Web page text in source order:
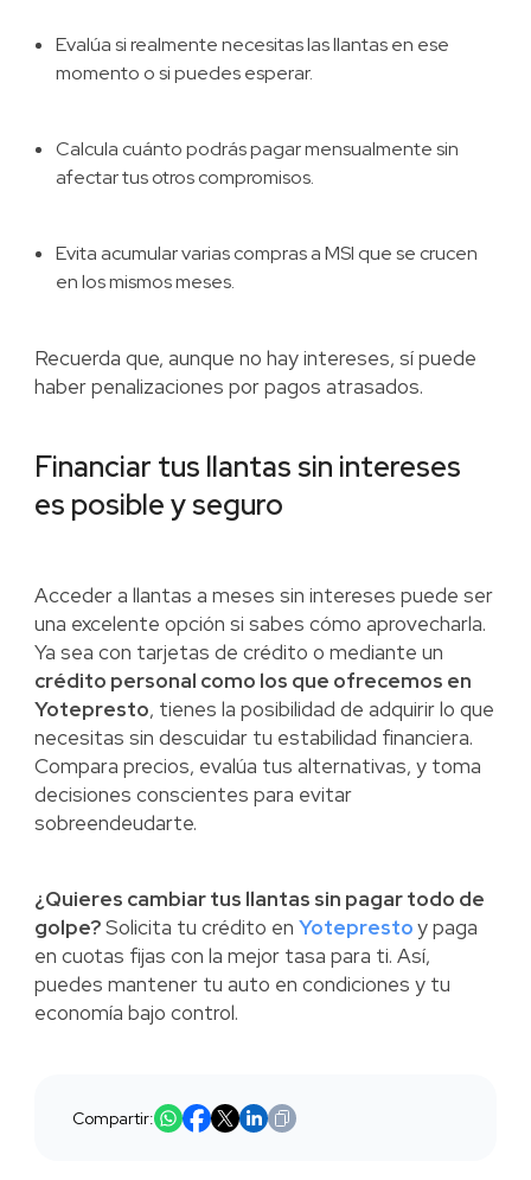
Evalúa si realmente necesitas las llantas en ese
momento o si puedes esperar.
Calcula cuánto podrás pagar mensualmente sin
afectar tus otros compromisos.
Evita acumular varias compras a MSI que se crucen
en los mismos meses.
Recuerda que, aunque no hay intereses, sí puede
haber penalizaciones por pagos atrasados.
Financiar tus llantas sin intereses
es posible y seguro
Acceder a llantas a meses sin intereses puede ser
una excelente opción si sabes cómo aprovecharla.
Ya sea con tarjetas de crédito o mediante un
crédito personal como los que ofrecemos en
Yotepresto, tienes la posibilidad de adquirir lo que
necesitas sin descuidar tu estabilidad financiera.
Compara precios, evalúa tus alternativas, y toma
decisiones conscientes para evitar
sobreendeudarte.
¿Quieres cambiar tus llantas sin pagar todo de
golpe?Solicita tu crédito en Yoteprestoy paga
en cuotas fijas con la mejor tasa para ti. Así,
puedes mantener tu auto en condiciones y tu
economía bajo control.
Compartir: